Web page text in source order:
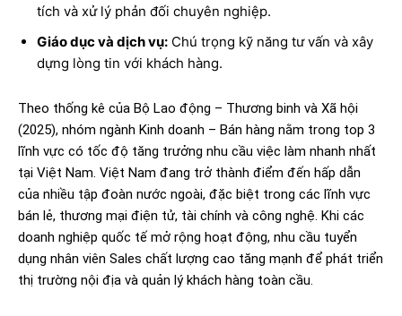
tích và xử lý phản đối chuyên nghiệp.
Giáo dục và dịch vụ: Chú trọng kỹ năng tư vấn và xây
dựng lòng tin với khách hàng.
Theo thống kê của Bộ Lao động – Thương binh và Xã hội
(2025), nhóm ngành Kinh doanh – Bán hàng nằm trong top 3
lĩnh vực có tốc độ tăng trưởng nhu cầu việc làm nhanh nhất
tại Việt Nam. Việt Nam đang trở thành điểm đến hấp dẫn
của nhiều tập đoàn nước ngoài, đặc biệt trong các lĩnh vực
bán lẻ, thương mại điện tử, tài chính và công nghệ. Khi các
doanh nghiệp quốc tế mở rộng hoạt động, nhu cầu tuyển
dụng nhân viên Sales chất lượng cao tăng mạnh để phát triển
thị trường nội địa và quản lý khách hàng toàn cầu.